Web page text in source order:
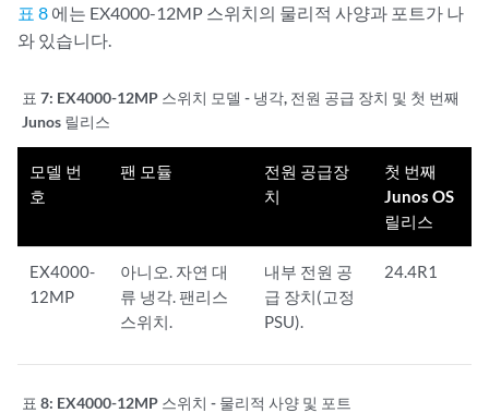
표 8 에는 EX4000-12MP 스위치의 물리적 사양과 포트가 나
와 있습니다.
표 7: EX4000-12MP 스위치 모델 - 냉각, 전원 공급 장치 및 첫 번째
Junos 릴리스
모델 번
호
팬 모듈
전원 공급장
치
첫 번째
Junos OS
릴리스
EX4000-
12MP
아니오. 자연 대
류 냉각. 팬리스
스위치.
내부 전원 공
급 장치(고정
PSU).
24.4R1
표 8: EX4000-12MP 스위치 - 물리적 사양 및 포트